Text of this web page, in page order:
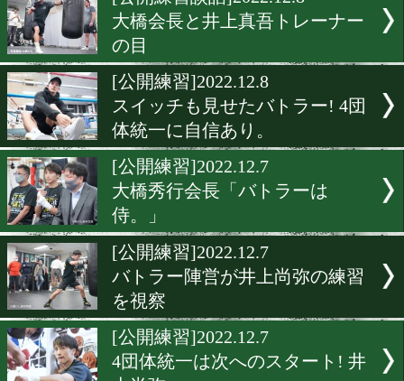
[合宿便り]2022.12.22
中川健太が米国合宿中!
[公開練習]2022.12.16
銀次朗が亀田興毅ファウン
とのスパーを拒否!
[公開練習談話]2022.12.8
大橋会長と井上真吾トレー
の目
[公開練習]2022.12.8
スイッチも見せたバトラー